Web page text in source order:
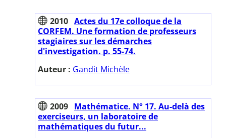
2010 Actes du 17e colloque de la
CORFEM. Une formation de professeurs
stagiaires sur les démarches
d'investigation. p. 55-74.
Auteur : Gandit Michèle
2009 Mathématice. N° 17. Au-delà des
exerciseurs, un laboratoire de
mathématiques du futur...